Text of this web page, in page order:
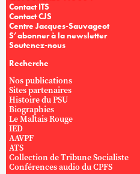
Contact ITS
Contact CJS
Centre Jacques-Sauvageot
S’abonner à la newsletter
Soutenez-nous
Recherche
Nos publications
Sites partenaires
Histoire du PSU
Biographies
Le Maltais Rouge
IED
AAVPF
ATS
Collection de Tribune Socialiste
Conférences audio du CPFS